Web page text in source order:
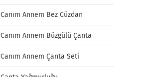
Canım Annem Bez Cüzdan
Canım Annem Büzgülü Çanta
Canım Annem Çanta Seti